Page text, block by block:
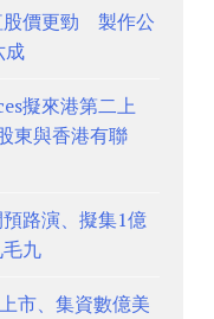
股價更勁 製作公
成
擬來港第二上
東與香港有聯
預路演、擬集1億
九
市、集資數億美